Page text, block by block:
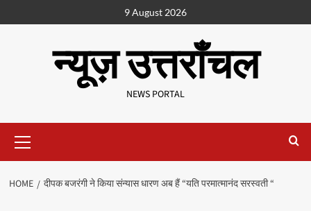
9 August 2026
न्यूज़ उत्तराँचल
NEWS PORTAL
HOME दीपक बजरंगी ने किया संन्यास धारण अब हैं “यति परमात्मानंद सरस्वती “